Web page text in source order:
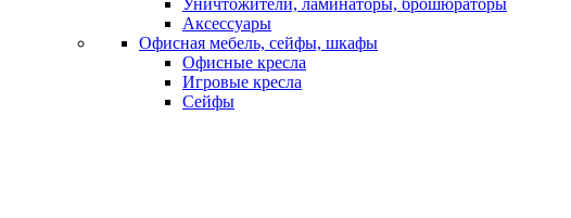
Уничтожители, ламинаторы, брошюраторы
Аксессуары
Офисная мебель, сейфы, шкафы
Офисные кресла
Игровые кресла
Сейфы